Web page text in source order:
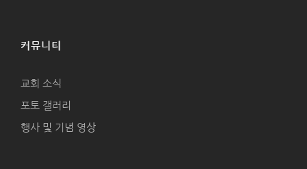
커뮤니티
교회 소식
포토 갤러리
행사 및 기념 영상